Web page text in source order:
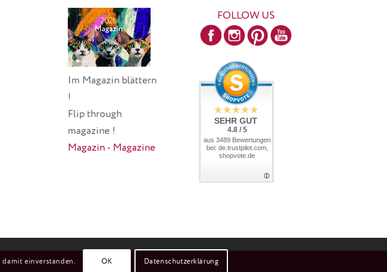
Im Magazin blättern
!
Flip through
magazine !
Magazin - Magazine
FOLLOW US
SEHR GUT
4.8 / 5
aus 3489 Bewertungen
bei: de.trustpilot.com,
shopvote.de
damit einverstanden. OK Datenschutzerklärung